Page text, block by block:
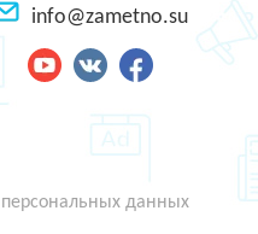
info@zametno.su
данных